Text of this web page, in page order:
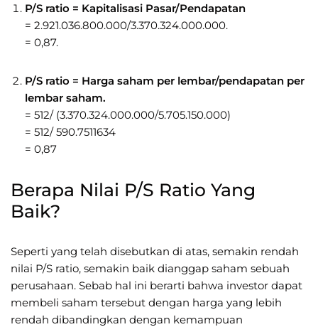
P/S ratio = Kapitalisasi Pasar/Pendapatan
= 2.921.036.800.000/3.370.324.000.000.
= 0,87.
P/S ratio = Harga saham per lembar/pendapatan per
lembar saham.
= 512/ (3.370.324.000.000/5.705.150.000)
= 512/ 590.7511634
= 0,87
Berapa Nilai P/S Ratio Yang
Baik?
Seperti yang telah disebutkan di atas, semakin rendah
nilai P/S ratio, semakin baik dianggap saham sebuah
perusahaan. Sebab hal ini berarti bahwa investor dapat
membeli saham tersebut dengan harga yang lebih
rendah dibandingkan dengan kemampuan